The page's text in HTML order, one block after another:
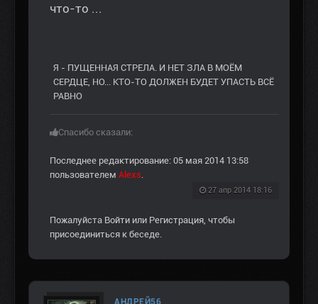
что-то ...
Я - ПУЩЕННАЯ СТРЕЛА. И НЕТ ЗЛА В МОЁМ
СЕРДЦЕ, НО... КТО-ТО ДОЛЖЕН БУДЕТ УПАСТЬ ВСЁ
РАВНО
Спасибо сказали:
Последнее редактирование: 05 мая 2014 13:58
пользователем Alexs
27 апр 2014 18:16
Пожалуйста Войти или Регистрация , чтобы
присоединиться к беседе.
АНДРЕЙ56